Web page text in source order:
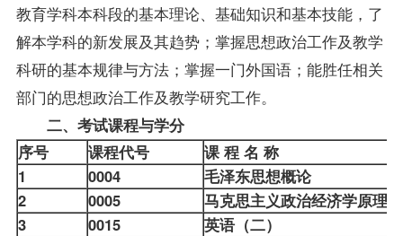
教育学科本科段的基本理论、基础知识和基本技能，了
解本学科的新发展及其趋势；掌握思想政治工作及教学
科研的基本规律与方法；掌握一门外国语；能胜任相关
部门的思想政治工作及教学研究工作。
二、考试课程与学分
序号
课程代号
课 程 名 称
1
0004
毛泽东思想概论
2
0005
马克思主义政治经济学原理
3
0015
英语（二）